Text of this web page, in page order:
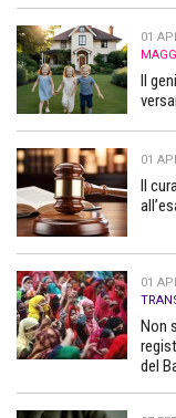
01
Il
01
Il
01
Non
del